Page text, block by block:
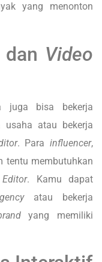
yang menonton
Video
juga bisa bekerja
usaha atau bekerja
. Parainfluencer,
tentu membutuhkan
. Kamu dapat
atau bekerja
yang memiliki